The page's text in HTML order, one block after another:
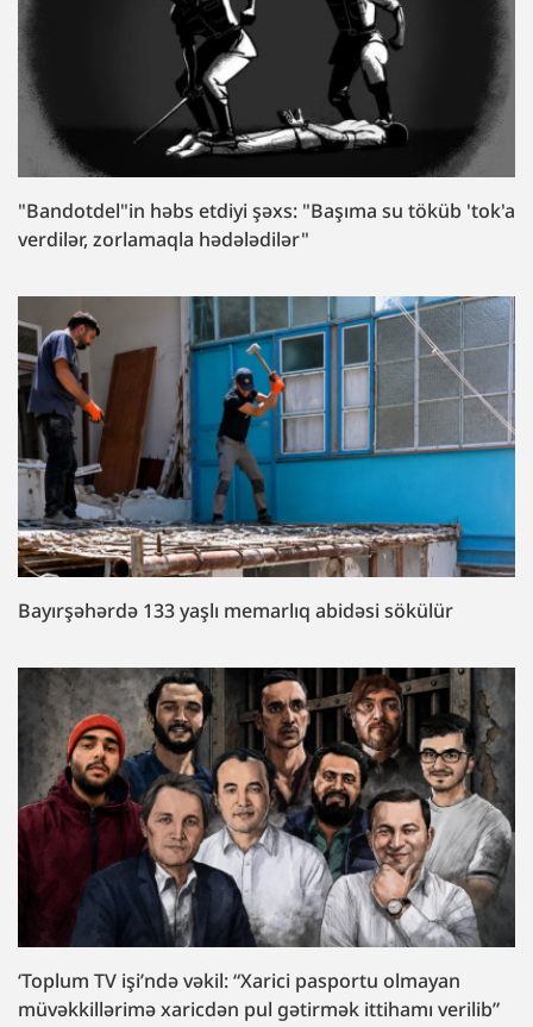
"Bandotdel"in həbs etdiyi şəxs: "Başıma su töküb 'tok'a
verdilər, zorlamaqla hədələdilər"
Bayırşəhərdə 133 yaşlı memarlıq abidəsi sökülür
‘Toplum TV işi’ndə vəkil: “Xarici pasportu olmayan
müvəkkillərimə xaricdən pul gətirmək ittihamı verilib”